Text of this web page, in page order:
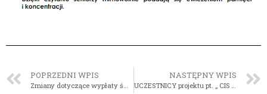
POPRZEDNI WPIS NASTĘPNY WPIS